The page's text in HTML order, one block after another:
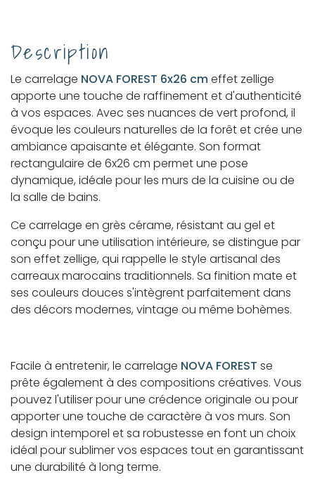
Description
Le carrelage NOVA FOREST 6x26 cmeffet zellige
apporte une touche de raffinement et d'authenticité
à vos espaces. Avec ses nuances de vert profond, il
évoque les couleurs naturelles de la forêt et crée une
ambiance apaisante et élégante. Son format
rectangulaire de 6x26 cm permet une pose
dynamique, idéale pour les murs de la cuisine ou de
la salle de bains.
Ce carrelage en grès cérame, résistant au gel et
conçu pour une utilisation intérieure, se distingue par
son effet zellige, qui rappelle le style artisanal des
carreaux marocains traditionnels. Sa finition mate et
ses couleurs douces s'intègrent parfaitement dans
des décors modernes, vintage ou même bohèmes.
Facile à entretenir, le carrelage NOVA FOREST se
prête également à des compositions créatives. Vous
pouvez l'utiliser pour une crédence originale ou pour
apporter une touche de caractère à vos murs. Son
design intemporel et sa robustesse en font un choix
idéal pour sublimer vos espaces tout en garantissant
une durabilité à long terme.